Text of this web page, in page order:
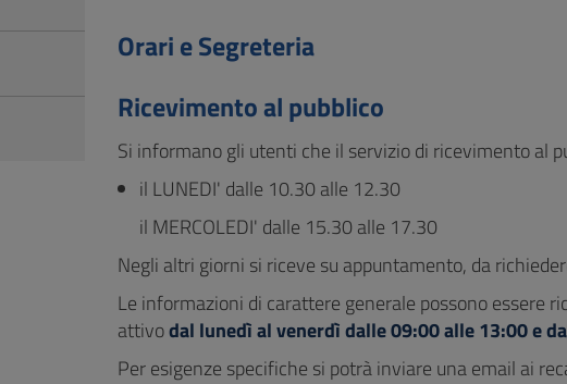
Orari e Segreteria
Ricevimento al pubblico
Si informano gli utenti che il servizio di ricevimento al
il LUNEDI' dalle 10.30 alle 12.30
il MERCOLEDI' dalle 15.30 alle 17.30
Negli altri giorni si riceve su appuntamento, da
Le informazioni di carattere generale possono essere
attivodal lunedì al venerdì dalle 09:00 alle 13:00 e
Per esigenze specifiche si potrà inviare una email ai